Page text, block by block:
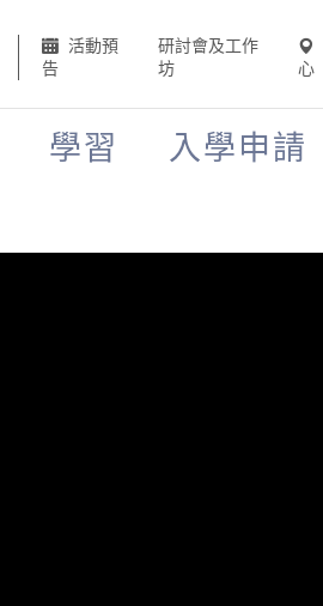
活動預
告
研討會及工作
坊
心
學習 入學申請